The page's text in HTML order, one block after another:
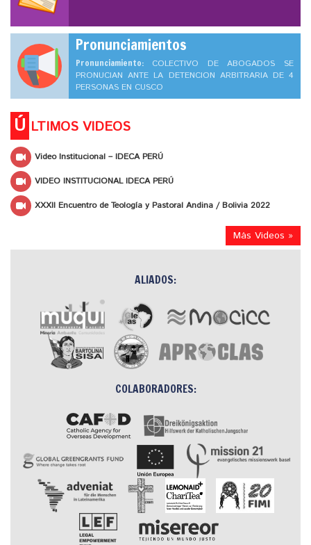
Pronunciamientos
Pronunciamiento: COLECTIVO DE ABOGADOS SE
PRONUCIAN ANTE LA DETENCION ARBITRARIA DE 4
PERSONAS EN CUSCO
Ú LTIMOS VIDEOS
Video Institucional – IDECA PERÚ
VIDEO INSTITUCIONAL IDECA PERÚ
XXXII Encuentro de Teología y Pastoral Andina / Bolivia 2022
Más Videos »
ALIADOS:
COLABORADORES: